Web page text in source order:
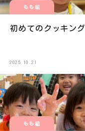
もも組
初めてのクッキング
2025.10.21
もも組